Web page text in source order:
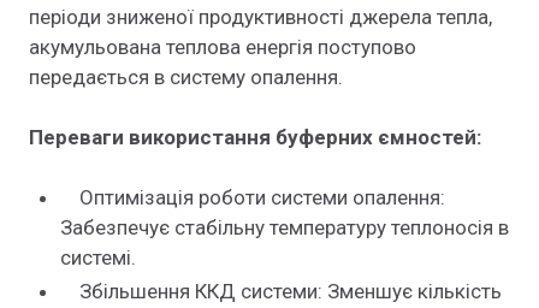
періоди зниженої продуктивності джерела тепла,
акумульована теплова енергія поступово
передається в систему опалення.
Переваги використання буферних ємностей:
Оптимізація роботи системи опалення:
Забезпечує стабільну температуру теплоносія в
системі.
Збільшення ККД системи: Зменшує кількість